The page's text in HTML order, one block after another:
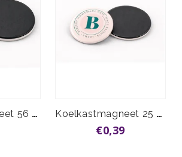
Koelkastmagneet 56 mm vanaf Koelkastmagneet 25 mm vanaf
€0,39